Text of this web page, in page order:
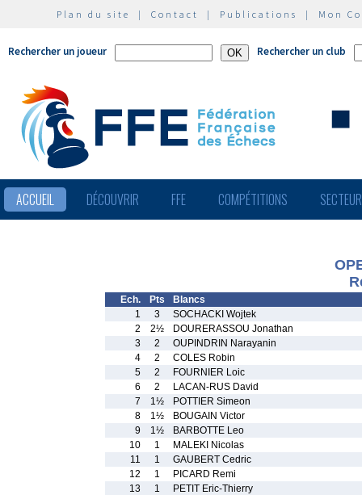
Plan du site | Contact | Publications | Mon
Rechercher un joueur Rechercher un club
ACCUEIL DÉCOUVRIR FFE COMPÉTITIONS
Ech. Pts
Blancs
1
3
SOCHACKI Wojtek
2
2½
DOURERASSOU Jonathan
3
2
OUPINDRIN Narayanin
4
2
COLES Robin
5
2
FOURNIER Loic
6
2
LACAN-RUS David
7
1½
POTTIER Simeon
8
1½
BOUGAIN Victor
9
1½
BARBOTTE Leo
10
1
MALEKI Nicolas
11
1
GAUBERT Cedric
12
1
PICARD Remi
13
1
PETIT Eric-Thierry